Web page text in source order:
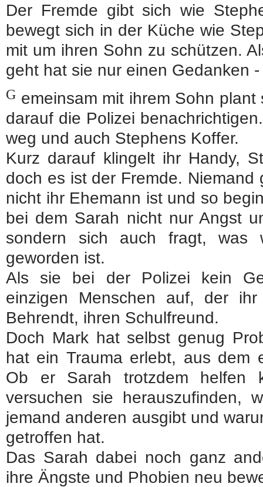
Der Fremde gibt sich wie
bewegt sich in der Küche wie
mit um ihren Sohn zu schützen.
geht hat sie nur einen Gedanken
G emeinsam mit ihrem Sohn
darauf die Polizei
weg und auch Stephens Koffer.
Kurz darauf klingelt ihr Handy,
doch es ist der Fremde. Niemand
nicht ihr Ehemann ist und so
bei dem Sarah nicht nur Angst
sondern sich auch fragt, was
geworden ist.
Als sie bei der Polizei kein
einzigen Menschen auf, der
Behrendt, ihren Schulfreund.
Doch Mark hat selbst genug
hat ein Trauma erlebt, aus dem
Ob er Sarah trotzdem helfen
versuchen sie herauszufinden,
jemand anderen ausgibt und
getroffen hat.
Das Sarah dabei noch ganz
ihre Ängste und Phobien neu